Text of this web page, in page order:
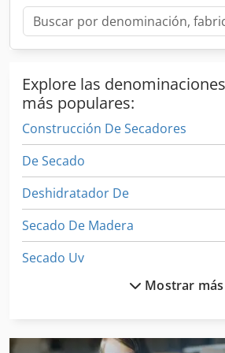
Explore las
más populares:
Construcción De Secadores
De Secado
Deshidratador De
Secado De Madera
Secado Uv
Secador De AdsorcionMostrar más